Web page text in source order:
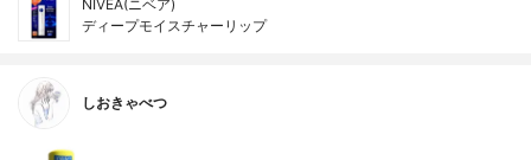
NIVEA(ニベア)
ディープモイスチャーリップ
しおきゃべつ